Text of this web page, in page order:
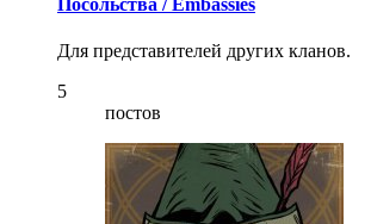
Посольства / Embassies
Для представителей других кланов.
5
постов